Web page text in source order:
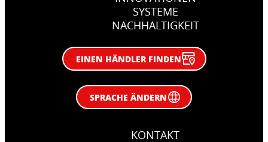
SYSTEME
NACHHALTIGKEIT
EINEN HÄNDLER FINDEN
SPRACHE ÄNDERN
KONTAKT